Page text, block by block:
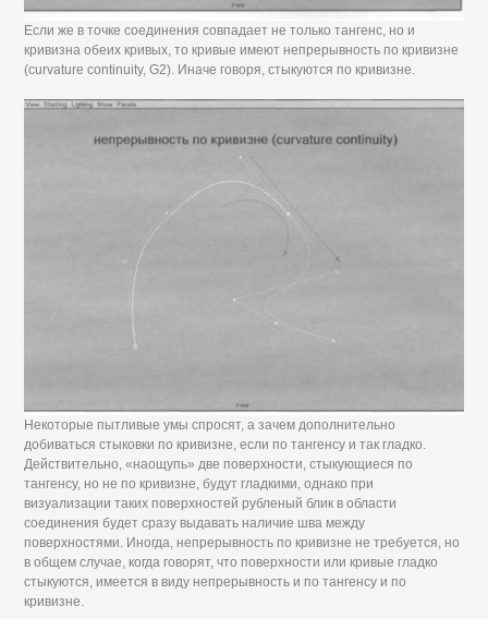
Если же в точке соединения совпадает не только тангенс, но и
кривизна обеих кривых, то кривые имеют непрерывность по кривизне
(curvature continuity, G2). Иначе говоря, стыкуются по кривизне.
Некоторые пытливые умы спросят, а зачем дополнительно
добиваться стыковки по кривизне, если по тангенсу и так гладко.
Действительно, «наощупь» две поверхности, стыкующиеся по
тангенсу, но не по кривизне, будут гладкими, однако при
визуализации таких поверхностей рубленый блик в области
соединения будет сразу выдавать наличие шва между
поверхностями. Иногда, непрерывность по кривизне не требуется, но
в общем случае, когда говорят, что поверхности или кривые гладко
стыкуются, имеется в виду непрерывность и по тангенсу и по
кривизне.